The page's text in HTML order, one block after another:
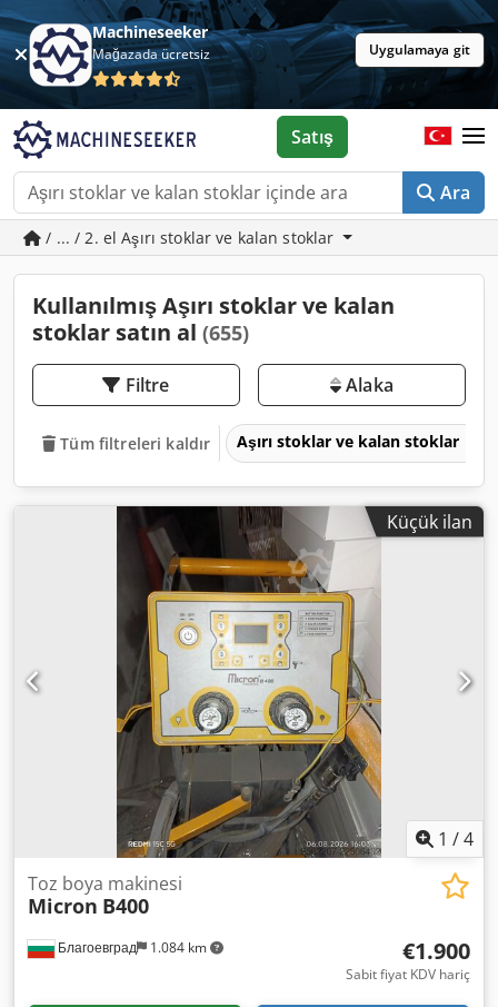
Machineseeker
Mağazada ücretsiz Uygulamaya git
Ara
Satış
/ ... / 2. el Aşırı stoklar ve kalan stoklar
Kullanılmış Aşırı stoklar ve kalan
stoklar satın al (655)
Filtre Alaka
Tüm filtreleri kaldır Aşırı stoklar ve kalan stoklar
Küçük ilan
1 /4
Благоевград 1.084 km
Toz boya makinesi
Micron B400
€1.900
Sabit fiyat KDV hariç